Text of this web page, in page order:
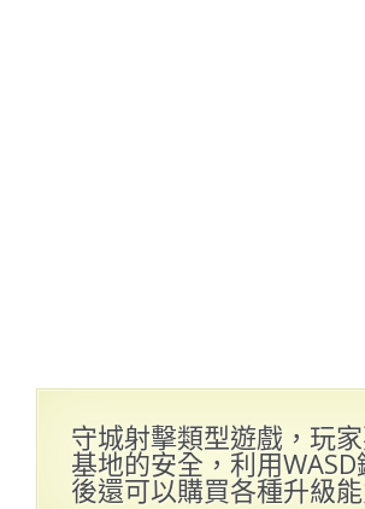
守城射擊類型遊戲，玩
基地的安全，利用
後還可以購買各種升級